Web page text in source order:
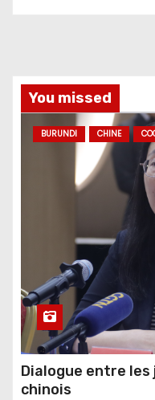
You missed
BURUNDI CHINE
Dialogue entre
chinois